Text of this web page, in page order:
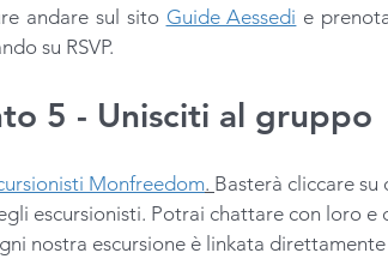
andare sul sito Guide Aessedi e
su RSVP.
5 - Unisciti al gruppo
Monfreedom. Basterà cliccare su
escursionisti. Potrai chattare con loro e
nostra escursione è linkata